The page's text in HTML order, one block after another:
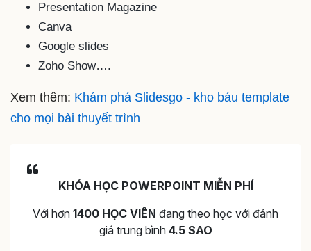
Presentation Magazine
Canva
Google slides
Zoho Show….
Xem thêm: Khám phá Slidesgo - kho báu template
cho mọi bài thuyết trình
KHÓA HỌC POWERPOINT MIỄN PHÍ
Với hơn 1400 HỌC VIÊN đang theo học với đánh
giá trung bình 4.5 SAO